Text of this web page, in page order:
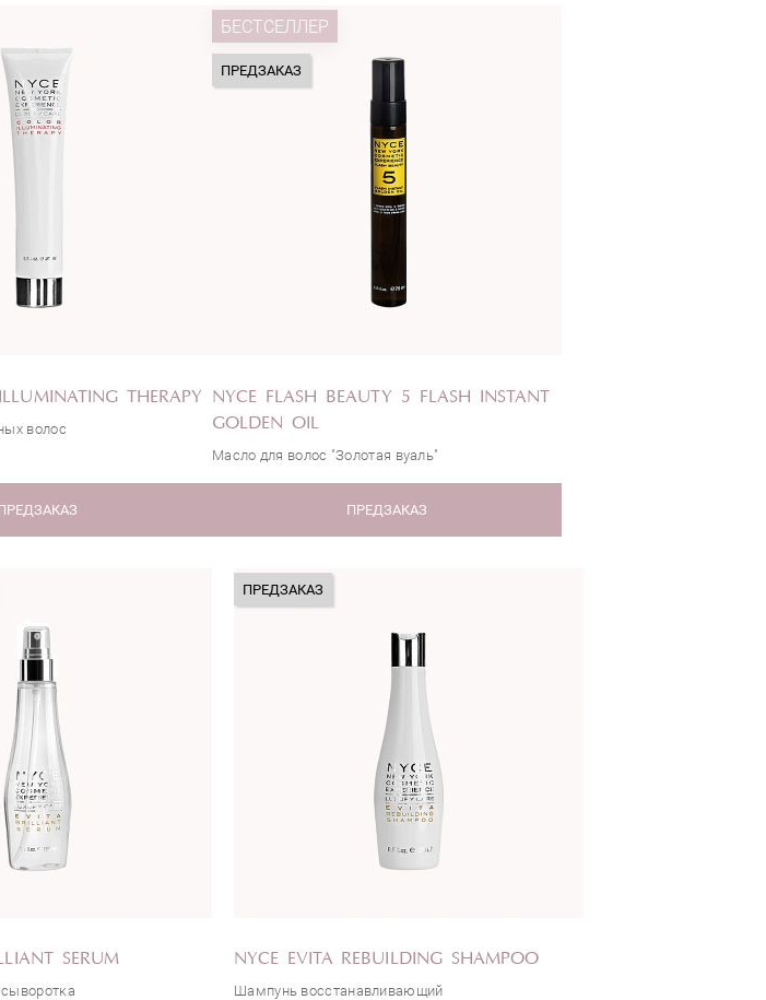
THERAPY
волос
БЕСТСЕЛЛЕР
ПРЕДЗАКАЗ
NYCE FLASH BEAUTY 5 FLASH INSTANT
GOLDEN OIL
Масло для волос "Золотая вуаль"
ПРЕДЗАКАЗ
SERUM
ПРЕДЗАКАЗ
NYCE EVITA REBUILDING SHAMPOO
Шампунь восстанавливающий